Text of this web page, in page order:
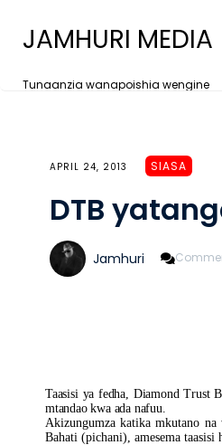
JAMHURI MEDIA
Tunaanzia wanapoishia wengine
APRIL 24, 2013 SIASA
DTB
Jamhuri
Taasisi ya fedha, Diamond Trust
mtandao kwa ada nafuu.
Akizungumza katika mkutano
Bahati (pichani), amesema